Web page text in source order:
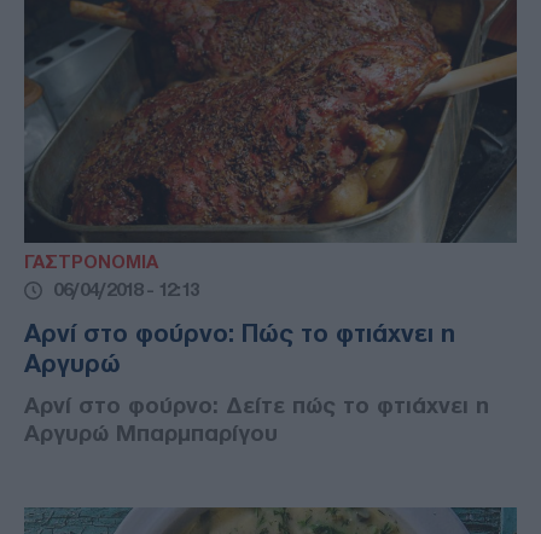
ΓΑΣΤΡΟΝΟΜΙΑ
06/04/2018 - 12:13
Αρνί στο φούρνο: Πώς το φτιάχνει η
Αργυρώ
Αρνί στο φούρνο: Δείτε πώς το φτιάχνει η
Αργυρώ Μπαρμπαρίγου